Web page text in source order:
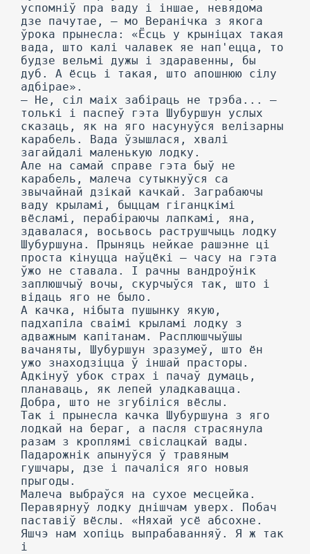
успомніў пра ваду і іншае, невядома
дзе пачутае, — мо Веранічка з якога
ўрока прынесла: «Ёсць у крыніцах такая
вада, што калі чалавек яе нап'ецца, то
будзе вельмі дужы і здаравенны, бы
дуб. А ёсць і такая, што апошнюю сілу
адбірае».
— He, сіл маіх забіраць не трэба... —
толькі і паспеў гэта Шубуршун услых
сказаць, як на яго насунуўся велізарны
карабель. Вада ўзышлася, хвалі
загайдалі маленькую лодку.
Але на самай справе гэта быў не
карабель, малеча сутыкнуўся са
звычайнай дзікай качкай. Заграбаючы
ваду крыламі, быццам гіганцкімі
вёсламі, перабіраючы лапкамі, яна,
здавалася, восьвось раструшчыць лодку
Шубуршуна. Прыняць нейкае рашэнне ці
проста кінуцца наўцёкі — часу на гэта
ўжо не ставала. I рачны вандроўнік
заплюшчыў вочы, скурчыўся так, што і
відаць яго не было.
А качка, нібыта пушынку якую,
падхапіла сваімі крыламі лодку з
адважным капітанам. Расплюшчыўшы
вачаняты, Шубуршун зразумеў, што ён
ужо знаходзіцца ў іншай прасторы.
Адкінуў убок страх і пачаў думаць,
планаваць, як лепей уладкавацца.
Добра, што не згубіліся вёслы.
Так і прынесла качка Шубуршуна з яго
лодкай на бераг, а пасля страсянула
разам з кроплямі свіслацкай вады.
Падарожнік апынуўся ў травяным
гушчары, дзе і пачаліся яго новыя
прыгоды.
Малеча выбраўся на сухое месцейка.
Перавярнуў лодку днішчам уверх. Побач
паставіў вёслы. «Няхай усё абсохне.
Яшчэ нам хопіць выпрабаванняў. Я ж так
і